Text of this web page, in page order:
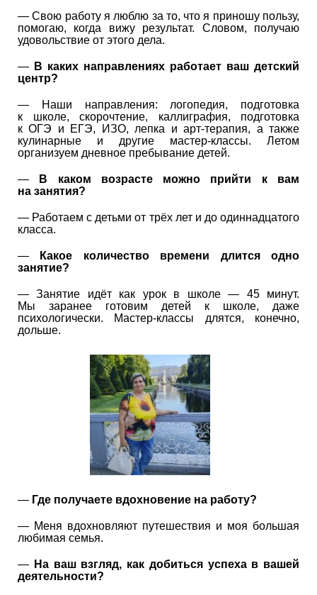
— Свою работу я люблю за то, что я приношу пользу,
помогаю, когда вижу результат. Словом, получаю
удовольствие от этого дела.
— В каких направлениях работает ваш детский
центр?
— Наши направления: логопедия, подготовка
к школе, скорочтение, каллиграфия, подготовка
к ОГЭ и ЕГЭ, ИЗО, лепка и арт-терапия, а также
кулинарные и другие мастер-классы. Летом
организуем дневное пребывание детей.
—
В каком возрасте можно прийти к вам
на занятия?
— Работаем с детьми от трёх лет и до одиннадцатого
класса.
—
Какое количество времени длится одно
занятие?
— Занятие идёт как урок в школе — 45 минут.
Мы заранее готовим детей к школе, даже
психологически. Мастер-классы длятся, конечно,
дольше.
— Где получаете вдохновение на работу?
— Меня вдохновляют путешествия и моя большая
любимая семья.
— На ваш взгляд, как добиться успеха в вашей
деятельности?